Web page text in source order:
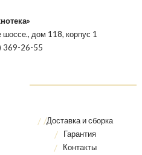
шоссе., дом 118, корпус 1
369-26-55
Доставка и сборка
Гарантия
Контакты